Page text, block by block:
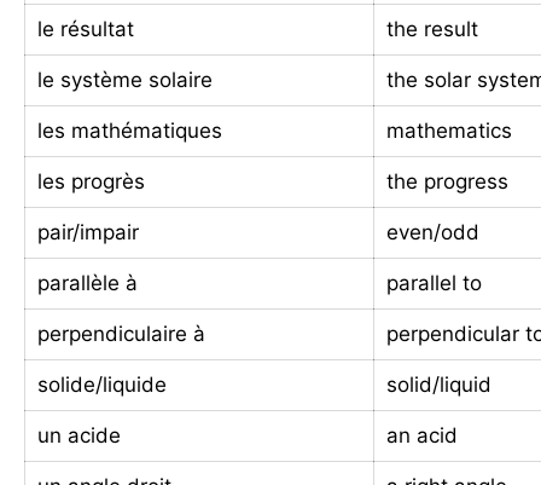
le résultat the result
le système solaire the solar
les mathématiques mathematics
les progrès the progress
pair/impair even/odd
parallèle à parallel to
perpendiculaire à perpendicular
solide/liquide solid/liquid
un acide an acid